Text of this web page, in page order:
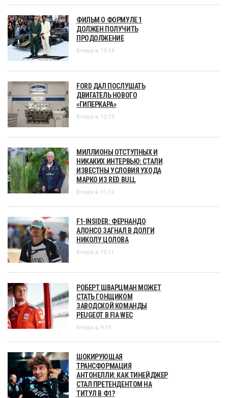
ФИЛЬМ О ФОРМУЛЕ 1
ДОЛЖЕН ПОЛУЧИТЬ
ПРОДОЛЖЕНИЕ
Вчера в 13:14
FORD ДАЛ ПОСЛУШАТЬ
ДВИГАТЕЛЬ НОВОГО
«ГИПЕРКАРА»
Вчера в 12:13
МИЛЛИОНЫ ОТСТУПНЫХ И
НИКАКИХ ИНТЕРВЬЮ: СТАЛИ
ИЗВЕСТНЫ УСЛОВИЯ УХОДА
МАРКО ИЗ RED BULL
Вчера в 11:12
F1-INSIDER: ФЕРНАНДО
АЛОНСО ЗАГНАЛ В ДОЛГИ
НИКОЛУ ЦОЛОВА
Вчера в 10:11
РОБЕРТ ШВАРЦМАН МОЖЕТ
СТАТЬ ГОНЩИКОМ
ЗАВОДСКОЙ КОМАНДЫ
PEUGEOT В FIA WEC
Вчера в 9:10
ШОКИРУЮЩАЯ
ТРАНСФОРМАЦИЯ
АНТОНЕЛЛИ: КАК ТИНЕЙДЖЕР
СТАЛ ПРЕТЕНДЕНТОМ НА
ТИТУЛ В Ф1?